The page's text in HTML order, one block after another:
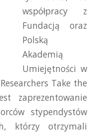
współpracy z
Fundacją oraz
Polską
Akademią
Umiejętności w
Take the
zaprezentowanie
stypendystów
którzy otrzymali